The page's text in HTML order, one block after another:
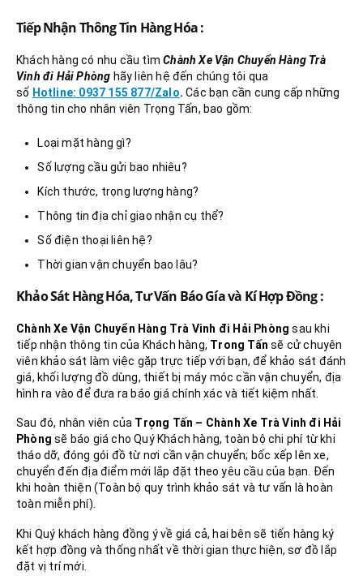
Tiếp Nhận Thông Tin Hàng Hóa :
Khách hàng có nhu cầu tìmChành Xe Vận Chuyển Hàng Trà
Vinh đi Hải Phòng hãy liên hệ đến chúng tôi qua
số Hotline: 0937 155 877/Zalo.Các bạn cần cung cấp những
thông tin cho nhân viên Trọng Tấn, bao gồm:
Loại mặt hàng gì?
Số lượng cầu gửi bao nhiêu?
Kích thước, trọng lượng hàng?
Thông tin địa chỉ giao nhận cụ thể?
Số điện thoại liên hệ?
Thời gian vận chuyển bao lâu?
Khảo Sát Hàng Hóa, Tư Vấn Báo Gía và Kí Hợp Đồng :
Chành Xe Vận Chuyển Hàng Trà Vinh đi Hải Phòngsau khi
tiếp nhận thông tin của Khách hàng, Trong Tấn sẽ cử chuyên
viên khảo sát làm việc gặp trực tiếp với bạn, để khảo sát đánh
giá, khối lượng đồ dùng, thiết bị máy móc cần vận chuyển, địa
hình ra vào để đưa ra báo giá chính xác và tiết kiệm nhất.
Sau đó, nhân viên của Trọng Tấn – Chành Xe Trà Vinh đi Hải
Phòng sẽ báo giá cho Quý Khách hàng, toàn bộ chi phí từ khi
tháo dỡ, đóng gói đồ từ nơi cần vận chuyển; bốc xếp lên xe,
chuyển đến địa điểm mới lắp đặt theo yêu cầu của bạn. Đến
khi hoàn thiện (Toàn bộ quy trình khảo sát và tư vấn là hoàn
toàn miễn phí).
Khi Quý khách hàng đồng ý về giá cả, hai bên sẽ tiến hàng ký
kết hợp đồng và thống nhất về thời gian thực hiện, sơ đồ lắp
đặt vị trí mới.